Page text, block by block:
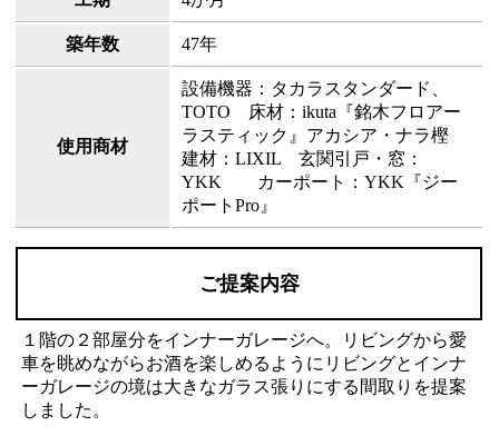
築年数 47年
使用商材
設備機器：タカラスタンダード、
TOTO 床材：ikuta『銘木フロアー
ラスティック』アカシア・ナラ樫
建材：LIXIL 玄関引戸・窓：
YKK カーポート：YKK『ジー
ポートPro』
ご提案内容
１階の２部屋分をインナーガレージへ。リビングから愛
車を眺めながらお酒を楽しめるようにリビングとインナ
ーガレージの境は大きなガラス張りにする間取りを提案
しました。